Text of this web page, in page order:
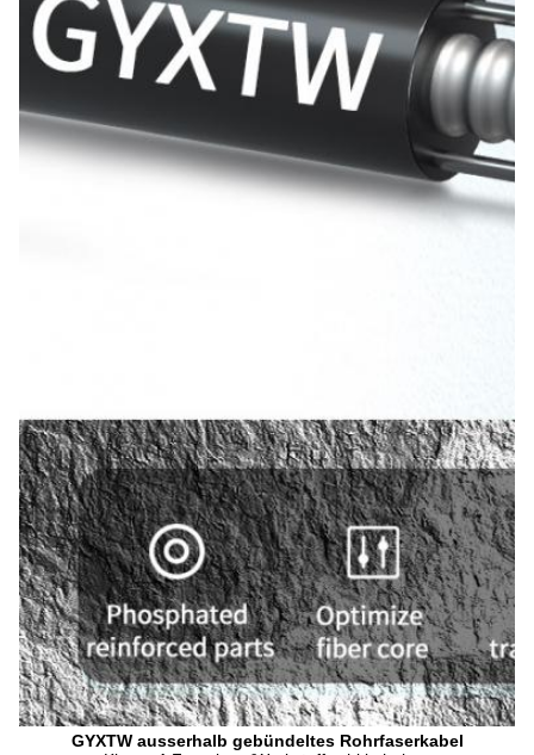
GYXTW ausserhalb gebündeltes Rohrfaserkabel